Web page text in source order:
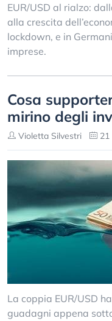
EUR/USD al rialzo:
alla crescita
lockdown, e in
imprese.
Cosa
mirino degli
Violetta Silvestri 21
La coppia EUR/USD
guadagni appena